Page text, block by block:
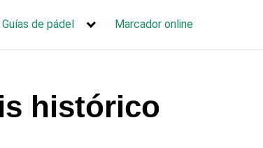
Guías de pádel Marcador online
histórico